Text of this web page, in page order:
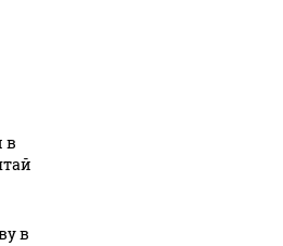
в
в